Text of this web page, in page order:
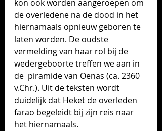
kon ook worden aangeroepen om
de overledene na de dood in het
hiernamaals opnieuw geboren te
laten worden. De oudste
vermelding van haar rol bij de
wedergeboorte treffen we aan in
de  piramide van Oenas (ca. 2360
v.Chr.). Uit de teksten wordt
duidelijk dat Heket de overleden
farao begeleidt bij zijn reis naar
het hiernamaals.